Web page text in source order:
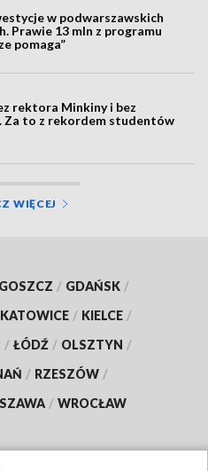
w podwarszawskich
Prawie 13 mln z programu
pomaga”
rektora Minkiny i bez
Za to z rekordem studentów
WIĘCEJ
/ GDAŃSK /
KATOWICE / KIELCE /
/ ŁÓDŹ / OLSZTYN /
/ RZESZÓW /
/ WROCŁAW